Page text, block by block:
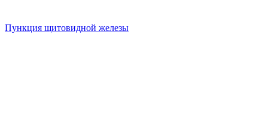
Пункция щитовидной железы